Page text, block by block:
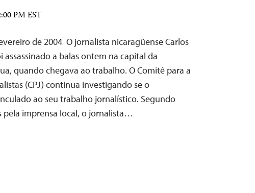
PM EST
de 2004 ­ O jornalista nicaragüense Carlos
assassinado a balas ontem na capital da
quando chegava ao trabalho. O Comitê para a
(CPJ) continua investigando se o
ao seu trabalho jornalístico. Segundo
pela imprensa local, o jornalista…